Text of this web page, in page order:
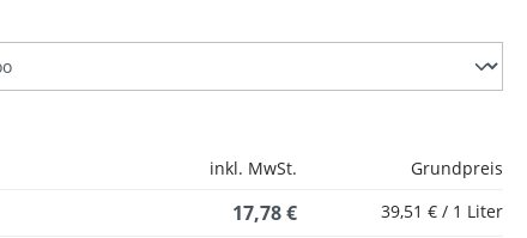
inkl. MwSt.
Grundpreis
17,78 € 39,51 € / 1 Liter